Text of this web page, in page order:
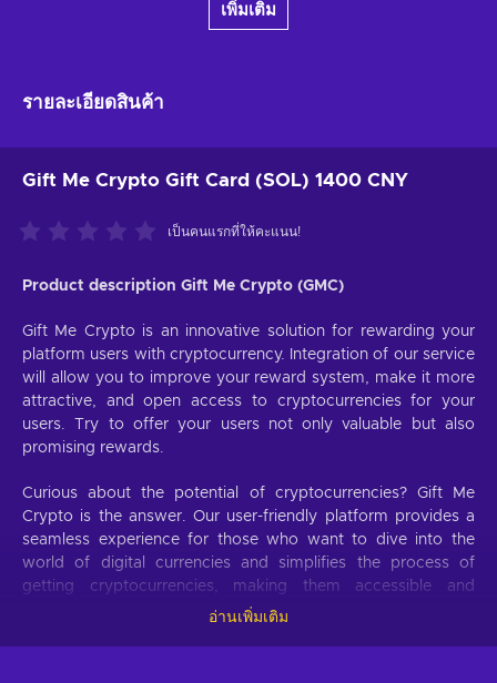
เพิ่มเติม
รายละเอียดสินค้า
Gift Me Crypto Gift Card (SOL) 1400 CNY
เป็นคนแรกที่ให้คะแนน!
Product description Gift Me Crypto (GMC)
Gift Me Crypto is an innovative solution for rewarding your
platform users with cryptocurrency. Integration of our service
will allow you to improve your reward system, make it more
attractive, and open access to cryptocurrencies for your
users. Try to offer your users not only valuable but also
promising rewards.
Curious about the potential of cryptocurrencies? Gift Me
Crypto is the answer. Our user-friendly platform provides a
seamless experience for those who want to dive into the
world of digital currencies and simplifies the process of
getting cryptocurrencies, making them accessible and
อ่านเพิ่มเติม